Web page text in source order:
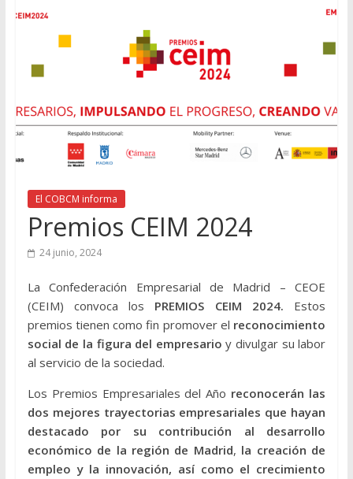
El COBCM informa
Premios CEIM 2024
24 junio, 2024
La Confederación Empresarial de Madrid – CEOE
(CEIM) convoca los PREMIOS CEIM 2024. Estos
premios tienen como fin promover el reconocimiento
social de la figura del empresario y divulgar su labor
al servicio de la sociedad.
Los Premios Empresariales del Año reconocerán las
dos mejores trayectorias empresariales que hayan
destacado por su contribución al desarrollo
económico de la región de Madrid, la creación de
empleo y la innovación, así como el crecimiento